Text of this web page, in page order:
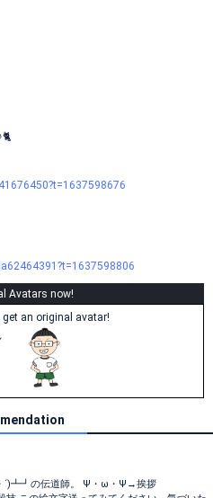
Avatars now!
get an original avatar!
の伝道師。 Ψ・ω・Ψ→挨拶